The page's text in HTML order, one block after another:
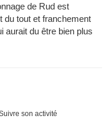
de Rud est
du tout et franchement
aurait du être bien plus
son activité